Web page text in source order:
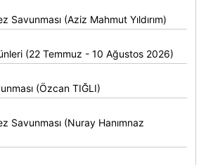
Savunması (Aziz Mahmut Yıldırım)
(22 Temmuz - 10 Ağustos 2026)
(Özcan TIĞLI)
Savunması (Nuray Hanımnaz